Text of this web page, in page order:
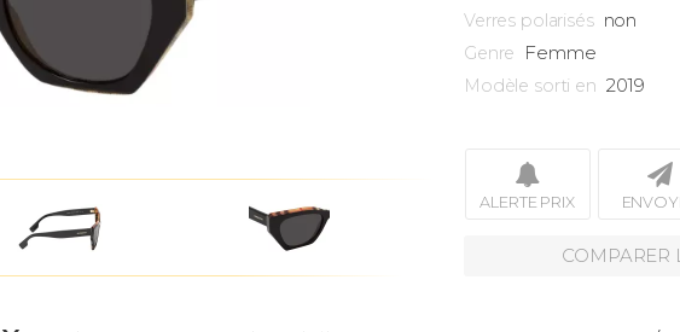
Verres polarisés non
Genre Femme
Modèle sorti en 2019
ALERTE PRIX
COMPARER